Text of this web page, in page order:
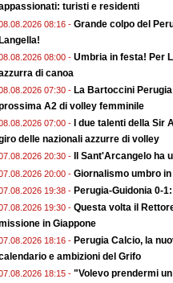
turisti e residenti
08:16 - Grande colpo del
08:00 - Umbria in festa! Per
di canoa
07:30 - La Bartoccini
A2 di volley femminile
07:00 -
I due talenti della Sir
delle nazionali azzurre di volley
20:30 - Il Sant'Arcangelo ha
20:00 - Giornalismo umbro
19:38 - Perugia-Guidonia 0-
19:30 - Questa volta il
in Giappone
18:16 - Perugia Calcio, la
e ambizioni del Grifo
18:15 - "Volevo prendermi